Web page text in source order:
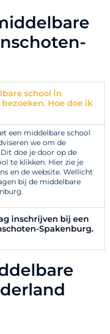
school in
Hoe doe ik
een middelbare school
we om de
doe je door op de
te klikken. Hier zie je
en de website. Wellicht
bij de middelbare
inschrijven bij een
Spakenburg.